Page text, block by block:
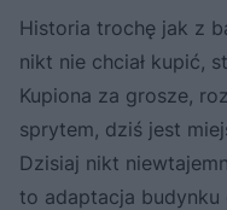
Historia trochę jak z
nikt nie chciał kupić,
Kupiona za grosze,
sprytem, dziś jest
Dzisiaj nikt
to adaptacja